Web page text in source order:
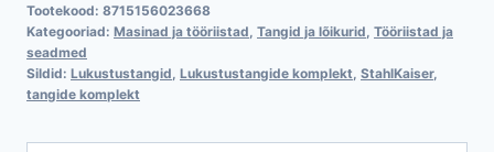
Tootekood: 8715156023668
Kategooriad: Masinad ja tööriistad Tangid ja lõikurid Tööriistad ja
seadmed
Sildid: Lukustustangid Lukustustangide komplekt StahlKaiser,
tangide komplekt